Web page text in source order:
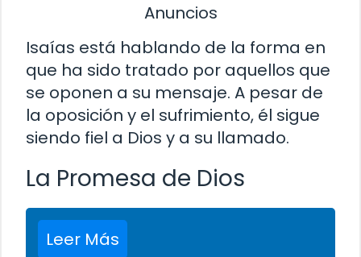
Anuncios
Isaías está hablando de la forma en
que ha sido tratado por aquellos que
se oponen a su mensaje. A pesar de
la oposición y el sufrimiento, él sigue
siendo fiel a Dios y a su llamado.
La Promesa de Dios
Leer Más